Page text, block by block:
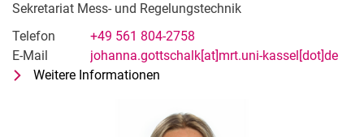
Sekretariat Mess- und Regelungstechnik
Telefon
+49 561 804-2758
E-Mail
johanna.gottschalk[at]mrt.uni-kassel[dot]de
Weitere Informationen